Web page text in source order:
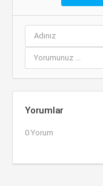
Yorumlar
0 Yorum